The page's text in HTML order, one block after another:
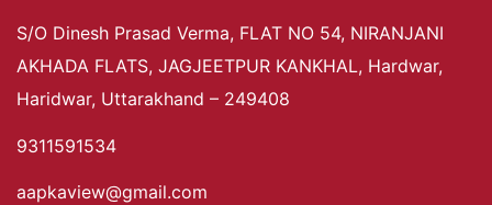
S/O Dinesh Prasad Verma, FLAT NO 54, NIRANJANI
AKHADA FLATS, JAGJEETPUR KANKHAL, Hardwar,
Haridwar, Uttarakhand – 249408
9311591534
aapkaview@gmail.com